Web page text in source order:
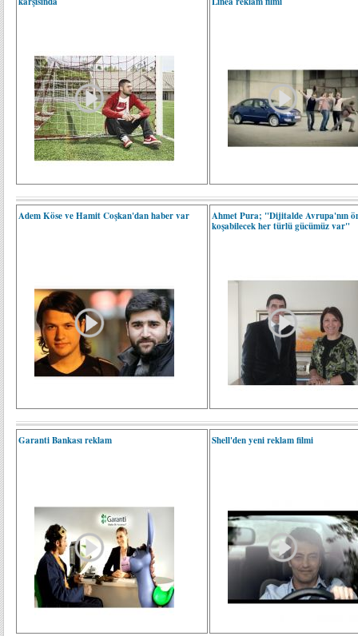
Adem Köse ve Hamit Coşkan'dan haber var
Ahmet Pura; "Dijitalde Avrupa'nın
koşabilecek her türlü gücümüz var"
Garanti Bankası reklam Shell'den yeni reklam filmi